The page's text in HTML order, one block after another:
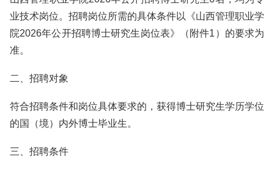
业技术岗位。招聘岗位所需的具体条件以《山西管理职业学
院2026年公开招聘博士研究生岗位表》（附件1）的要求为
准。
二、招聘对象
符合招聘条件和岗位具体要求的，获得博士研究生学历学位
的国（境）内外博士毕业生。
三、招聘条件